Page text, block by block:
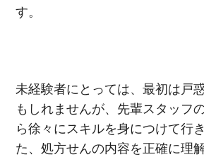
す。
未経験者にとっては、最初は戸
もしれませんが、先輩スタッフ
ら徐々にスキルを身につけて行
た、処方せんの内容を正確に理